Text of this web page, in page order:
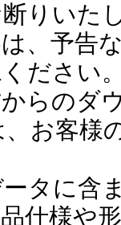
りいた
、予告
ださい
らのダ
お客様
タに含
仕様や